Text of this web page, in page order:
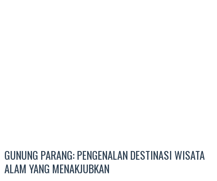
GUNUNG PARANG: PENGENALAN DESTINASI WISATA
ALAM YANG MENAKJUBKAN